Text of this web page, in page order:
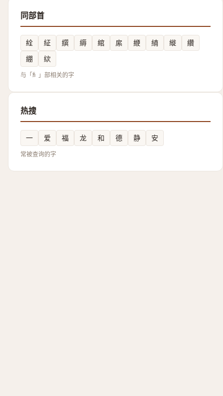
同部首
絟 䋊 繏 縟 綰 䋀 緶 䋻 縰
纘
綳
絘
与「糹」部相关的字
热搜
一 爱 福 龙 和 德 静 安
常被查询的字